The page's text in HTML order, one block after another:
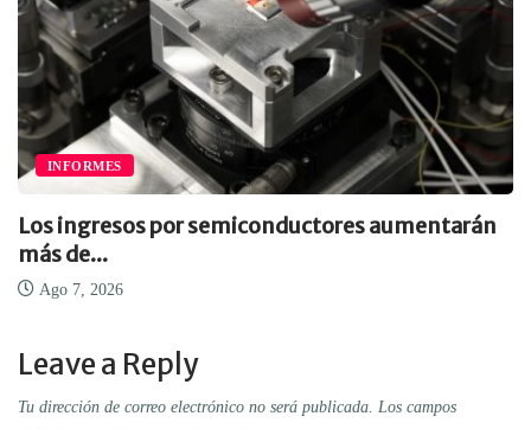
INFORMES
Los ingresos por semiconductores aumentarán
más de...
Ago 7, 2026
Leave a Reply
Tu dirección de correo electrónico no será publicada. Los campos